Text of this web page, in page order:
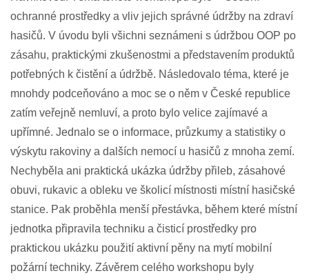
ochranné prostředky a vliv jejich správné údržby na zdraví
hasičů. V úvodu byli všichni seznámeni s údržbou OOP po
zásahu, praktickými zkušenostmi a představením produktů
potřebných k čistění a údržbě. Následovalo téma, které je
mnohdy podceňováno a moc se o něm v České republice
zatím veřejně nemluví, a proto bylo velice zajímavé a
upřímné. Jednalo se o informace, průzkumy a statistiky o
výskytu rakoviny a dalších nemocí u hasičů z mnoha zemí.
Nechyběla ani praktická ukázka údržby přileb, zásahové
obuvi, rukavic a obleku ve školicí místnosti místní hasičské
stanice. Pak proběhla menší přestávka, během které místní
jednotka připravila techniku a čisticí prostředky pro
praktickou ukázku použití aktivní pěny na mytí mobilní
požární techniky. Závěrem celého workshopu byly